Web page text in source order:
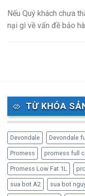
Nếu Quý khách chưa
nại gì về vấn đề bảo
TỪ KHÓA
Devondale Devondale
Promess promess full
Promess Low Fat 1L
sua bot A2 sua bot